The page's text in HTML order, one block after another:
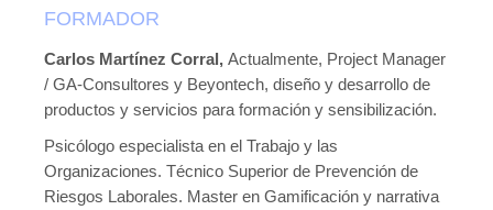
FORMADOR
Carlos Martínez Corral, Actualmente, Project Manager
/ GA-Consultores y Beyontech, diseño y desarrollo de
productos y servicios para formación y sensibilización.
Psicólogo especialista en el Trabajo y las
Organizaciones. Técnico Superior de Prevención de
Riesgos Laborales. Master en Gamificación y narrativa